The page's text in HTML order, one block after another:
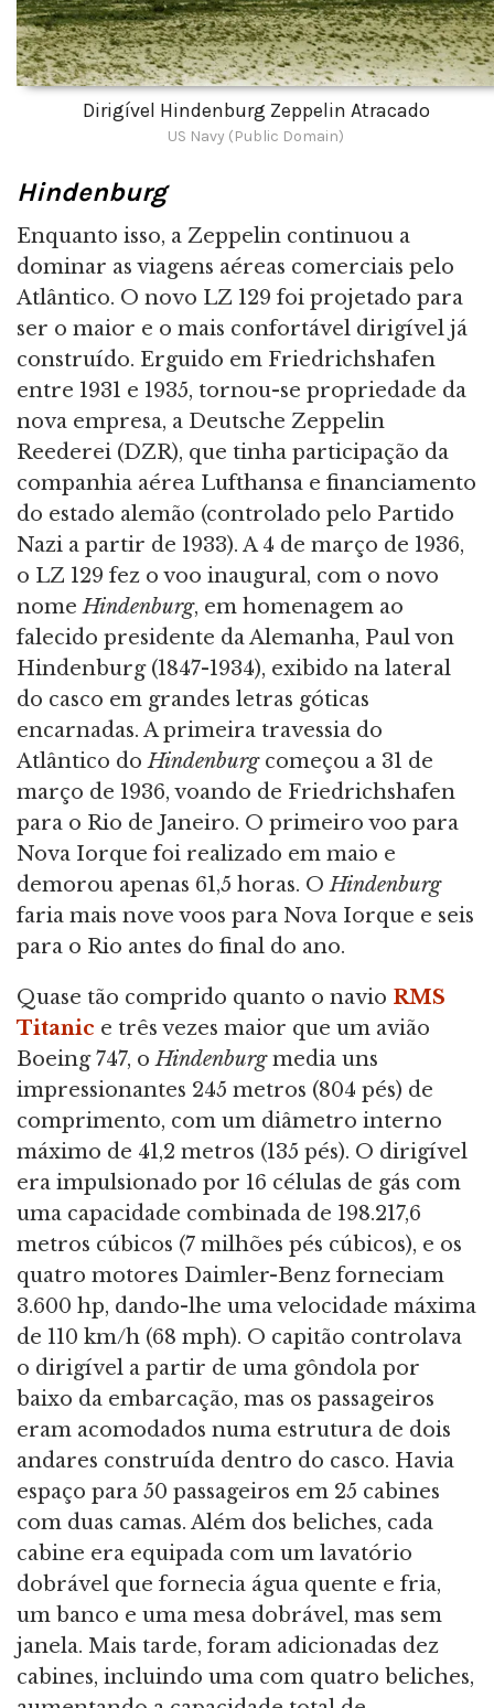
Dirigível Hindenburg Zeppelin Atracado
US Navy (Public Domain)
Hindenburg
Enquanto isso, a Zeppelin continuou a
dominar as viagens aéreas comerciais pelo
Atlântico. O novo LZ 129 foi projetado para
ser o maior e o mais confortável dirigível já
construído. Erguido em Friedrichshafen
entre 1931 e 1935, tornou-se propriedade da
nova empresa, a Deutsche Zeppelin
Reederei (DZR), que tinha participação da
companhia aérea Lufthansa e financiamento
do estado alemão (controlado pelo Partido
Nazi a partir de 1933). A 4 de março de 1936,
o LZ 129 fez o voo inaugural, com o novo
nomeHindenburg, em homenagem ao
falecido presidente da Alemanha, Paul von
Hindenburg (1847-1934), exibido na lateral
do casco em grandes letras góticas
encarnadas. A primeira travessia do
Atlântico doHindenburgcomeçou a 31 de
março de 1936, voando de Friedrichshafen
para o Rio de Janeiro. O primeiro voo para
Nova Iorque foi realizado em maio e
demorou apenas 61,5 horas. OHindenburg
faria mais nove voos para Nova Iorque e seis
para o Rio antes do final do ano.
Quase tão comprido quanto o navio RMS
Titanic e três vezes maior que um avião
Boeing 747, oHindenburgmedia uns
impressionantes 245 metros (804 pés) de
comprimento, com um diâmetro interno
máximo de 41,2 metros (135 pés). O dirigível
era impulsionado por 16 células de gás com
uma capacidade combinada de 198.217,6
metros cúbicos (7 milhões pés cúbicos), e os
quatro motores Daimler-Benz forneciam
3.600 hp, dando-lhe uma velocidade máxima
de 110 km/h (68 mph). O capitão controlava
o dirigível a partir de uma gôndola por
baixo da embarcação, mas os passageiros
eram acomodados numa estrutura de dois
andares construída dentro do casco. Havia
espaço para 50 passageiros em 25 cabines
com duas camas. Além dos beliches, cada
cabine era equipada com um lavatório
dobrável que fornecia água quente e fria,
um banco e uma mesa dobrável, mas sem
janela. Mais tarde, foram adicionadas dez
cabines, incluindo uma com quatro beliches,